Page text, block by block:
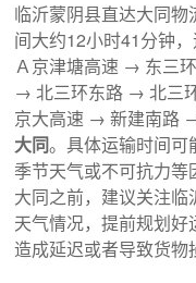
临沂蒙阴县直达大同
间大约12小时41分钟，
Ａ京津塘高速 → 东三
→ 北三环东路 → 北三
京大高速 → 新建南路
大同。具体运输时间可
季节天气或不可抗力
大同之前，建议关注
天气情况，提前规划
造成延迟或者导致货物